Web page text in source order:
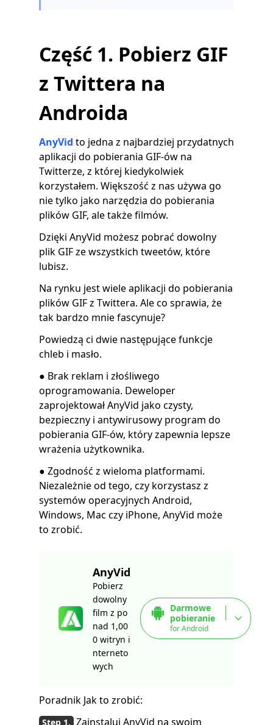
Część 1. Pobierz GIF
z Twittera na
Androida
AnyVid to jedna z najbardziej przydatnych
aplikacji do pobierania GIF-ów na
Twitterze, z której kiedykolwiek
korzystałem. Większość z nas używa go
nie tylko jako narzędzia do pobierania
plików GIF, ale także filmów.
Dzięki AnyVid możesz pobrać dowolny
plik GIF ze wszystkich tweetów, które
lubisz.
Na rynku jest wiele aplikacji do pobierania
plików GIF z Twittera. Ale co sprawia, że ​​
tak bardzo mnie fascynuje?
Powiedzą ci dwie następujące funkcje
chleb i masło.
● Brak reklam i złośliwego
oprogramowania. Deweloper
zaprojektował AnyVid jako czysty,
bezpieczny i antywirusowy program do
pobierania GIF-ów, który zapewnia lepsze
wrażenia użytkownika.
● Zgodność z wieloma platformami.
Niezależnie od tego, czy korzystasz z
systemów operacyjnych Android,
Windows, Mac czy iPhone, AnyVid może
to zrobić.
AnyVid
Pobierz
dowolny
film z po
nad 1,00
0 witryn i
nterneto
wych
Darmowe
pobieranie
for Android
Poradnik Jak to zrobić:
Zainstaluj AnyVid na swoim